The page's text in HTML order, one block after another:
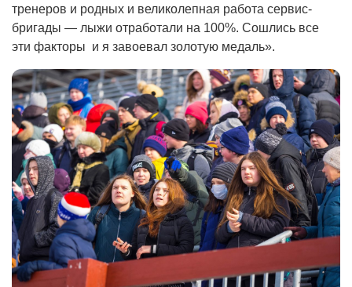
тренеров и родных и великолепная работа сервис-
бригады — лыжи отработали на 100%. Сошлись все
эти факторы и я завоевал золотую медаль».